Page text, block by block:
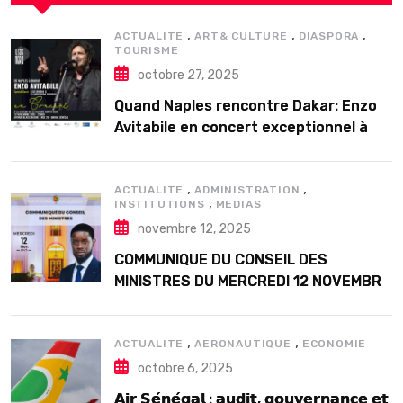
ACTUALITE ,ART& CULTURE , DIASPORA ,
TOURISME
octobre 27, 2025
Quand Naples rencontre Dakar: Enzo
Avitabile en concert exceptionnel à
ACTUALITE ,ADMINISTRATION ,
INSTITUTIONS , MEDIAS
novembre 12, 2025
COMMUNIQUE DU CONSEIL DES
MINISTRES DU MERCREDI 12 NOVEMBRE
ACTUALITE ,AERONAUTIQUE , ECONOMIE
octobre 6, 2025
𝗔𝗶𝗿 𝗦𝗲́𝗻𝗲́𝗴𝗮𝗹 : 𝗮𝘂𝗱𝗶𝘁, 𝗴𝗼𝘂𝘃𝗲𝗿𝗻𝗮𝗻𝗰𝗲 𝗲𝘁